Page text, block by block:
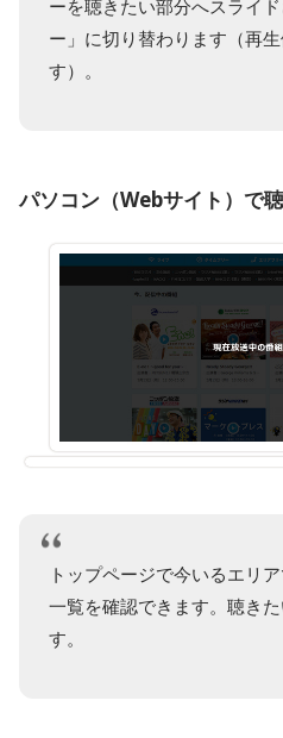
ーを聴きたい部分へスライ
ー」に切り替わります（再
す）。
パソコン（Webサイト）で
トップページで今いるエリ
一覧を確認できます。聴き
す。